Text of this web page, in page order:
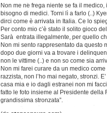
Non me ne frega niente se fa il medico,
bisogno di medici. Torni lì a farlo (..)
dirci come è arrivata in Italia. Ce lo
Per conto mio c’è stato il solito gioco
Sarà entrata illegalmente, per quello
Non mi sento rappresentato da questo
dopo due giorni va a trovare i
non le vittime (..) e non so come sia
Non mi farei curare da un medico
razzista, non l’ho mai negato, stronzi.
casa mia e io dagli estranei non mi
fatto le foto insieme al Presidente
grandissima stronzata”.